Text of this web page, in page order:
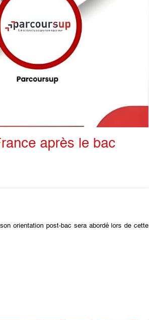
après le bac
orientation post-bac sera abordé lors de cette